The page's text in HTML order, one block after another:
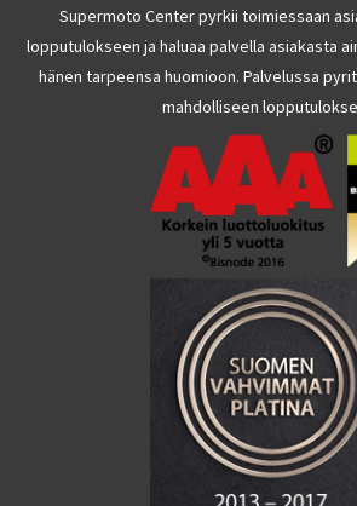
Supermoto Center pyrkii toimiessaan
lopputulokseen ja haluaa palvella asiakasta
hänen tarpeensa huomioon. Palvelussa
mahdolliseen